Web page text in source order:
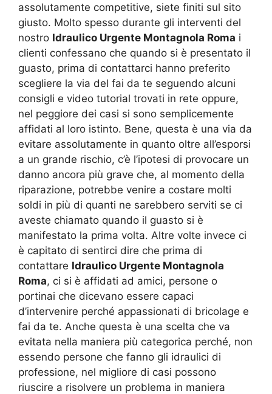
assolutamente competitive, siete finiti sul sito
giusto. Molto spesso durante gli interventi del
nostro Idraulico Urgente Montagnola Roma i
clienti confessano che quando si è presentato il
guasto, prima di contattarci hanno preferito
scegliere la via del fai da te seguendo alcuni
consigli e video tutorial trovati in rete oppure,
nel peggiore dei casi si sono semplicemente
affidati al loro istinto. Bene, questa è una via da
evitare assolutamente in quanto oltre all’esporsi
a un grande rischio, c’è l’ipotesi di provocare un
danno ancora più grave che, al momento della
riparazione, potrebbe venire a costare molti
soldi in più di quanti ne sarebbero serviti se ci
aveste chiamato quando il guasto si è
manifestato la prima volta. Altre volte invece ci
è capitato di sentirci dire che prima di
contattare Idraulico Urgente Montagnola
Roma, ci si è affidati ad amici, persone o
portinai che dicevano essere capaci
d’intervenire perché appassionati di bricolage e
fai da te. Anche questa è una scelta che va
evitata nella maniera più categorica perché, non
essendo persone che fanno gli idraulici di
professione, nel migliore di casi possono
riuscire a risolvere un problema in maniera